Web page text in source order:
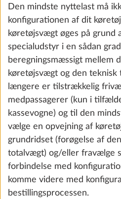
Vandpumpe
Den mindste nyttelast må
konfigurationen af dit
køretøjsvægt øges på grund
specialudstyr i en sådan
beregningsmæssigt mellem
køretøjsvægt og den
længere er tilstrækkelig
medpassagerer (kun i
kassevogne) og til den
vælge en opvejning af
grundridset (forøgelse af
totalvægt) og/eller fravælge
forbindelse med
komme videre med
bestillingsprocessen.